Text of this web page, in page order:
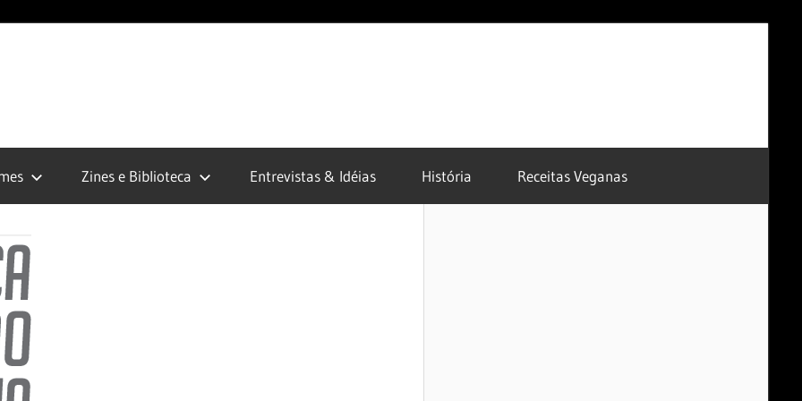
Zines e Biblioteca Entrevistas & Idéias História Receitas Veganas